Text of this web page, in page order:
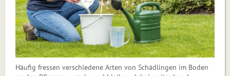
Häufig fressen verschiedene Arten von Schädlingen im Boden